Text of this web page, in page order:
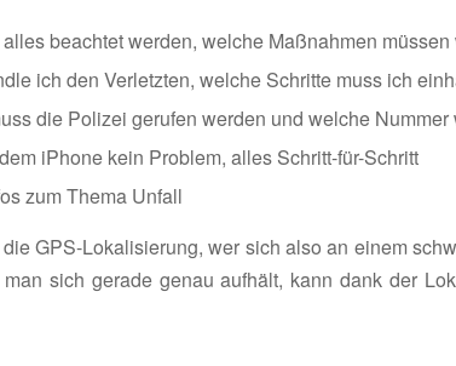
beachtet werden, welche Maßnahmen müssen
ich den Verletzten, welche Schritte muss ich
die Polizei gerufen werden und welche
iPhone kein Problem, alles Schritt-für-Schritt
zum Thema Unfall
GPS-Lokalisierung, wer sich also an einem
sich gerade genau aufhält, kann dank der